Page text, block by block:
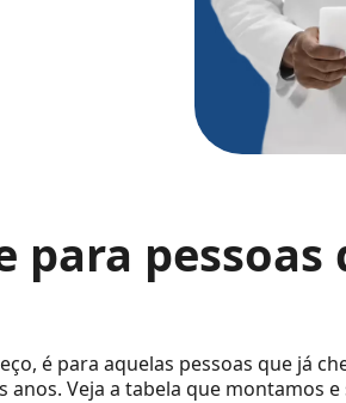
pessoas
é para aquelas pessoas que já
anos. Veja a tabela que montamos